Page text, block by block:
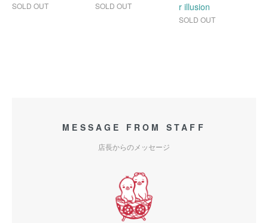
SOLD OUT SOLD OUT
r illusion
SOLD OUT
MESSAGE FROM STAFF
店長からのメッセージ